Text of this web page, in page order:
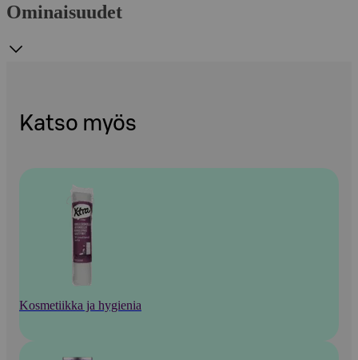
Ominaisuudet
Katso myös
Kosmetiikka ja hygienia